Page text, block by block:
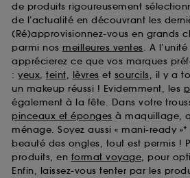
de produits rigoureusement
de l’actualité en découvrant les
(Ré)approvisionnez-vous en grands
parmi nos meilleures ventes. A
apprécierez ce que vos marques
: yeux, teint, lèvres et sourcils, il y a
un makeup réussi ! Evidemment, les
également à la fête. Dans votre
pinceaux et éponges à maquillage,
ménage. Soyez aussi « mani-ready
beauté des ongles, tout est permis !
produits, en format voyage, pour
Enfin, laissez-vous tenter par les